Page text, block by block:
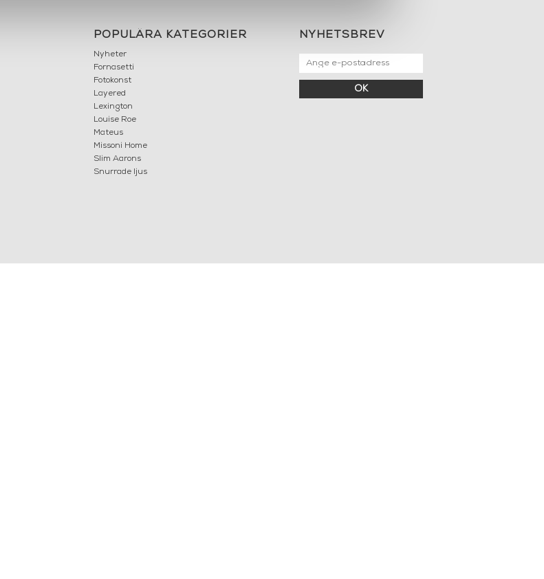
POPULÄRA KATEGORIER
Nyheter
Fornasetti
Fotokonst
Layered
Lexington
Louise Roe
Mateus
Missoni Home
Slim Aarons
Snurrade ljus
NYHETSBREV
OK